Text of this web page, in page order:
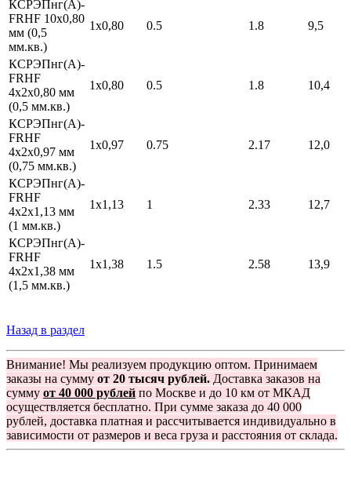
КСРЭПнг(А)-
FRHF 10х0,80
мм (0,5
мм.кв.)
1х0,80 0.5 1.8 9,5
КСРЭПнг(А)-
FRHF
4х2х0,80 мм
(0,5 мм.кв.)
1х0,80 0.5 1.8 10,4
КСРЭПнг(А)-
FRHF
4х2х0,97 мм
(0,75 мм.кв.)
1х0,97 0.75 2.17 12,0
КСРЭПнг(А)-
FRHF
4х2х1,13 мм
(1 мм.кв.)
1х1,13 1 2.33 12,7
КСРЭПнг(А)-
FRHF
4х2х1,38 мм
(1,5 мм.кв.)
1х1,38 1.5 2.58 13,9
Назад в раздел
Внимание! Мы реализуем продукцию оптом. Принимаем
заказы на сумму от 20 тысяч рублей. Доставка заказов на
сумму от 40 000 рублей по Москве и до 10 км от МКАД
осуществляется бесплатно. При сумме заказа до 40 000
рублей, доставка платная и рассчитывается индивидуально в
зависимости от размеров и веса груза и расстояния от склада.